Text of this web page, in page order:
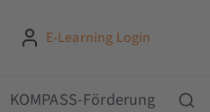
E-Learning Login
KOMPASS-Förderung